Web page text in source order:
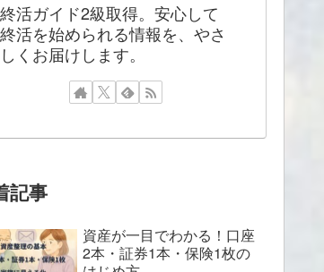
終活ガイド2級取得。安心して
終活を始められる情報を、やさ
しくお届けします。
記事
資産が一目でわかる！口座
2本・証券1本・保険1枚の